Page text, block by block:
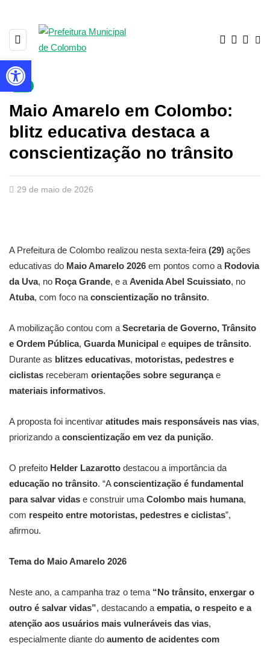
▼
Maio Amarelo em Colombo:
blitz educativa destaca a
conscientização no trânsito
29 de maio de 2026
A Prefeitura de Colombo realizou nesta sexta-feira (29) ações
educativas do Maio Amarelo 2026 em pontos como a Rodovia
da Uva, no Roça Grande, e a Avenida Abel Scuissiato, no
Atuba, com foco na conscientização no trânsito.
A mobilização contou com a Secretaria de Governo, Trânsito
e Ordem Pública, Guarda Municipal e equipes de trânsito.
Durante as blitzes educativas, motoristas, pedestres e
ciclistas receberam orientações sobre segurançae
materiais informativos.
A proposta foi incentivar atitudes mais responsáveis nas vias,
priorizando a conscientização em vez da punição.
O prefeito Helder Lazarotto destacou a importância da
educação no trânsito. “Aconscientização é fundamental
para salvar vidas e construir uma Colombo mais humana,
com respeito entre motoristas, pedestres e ciclistas”,
afirmou.
Tema do Maio Amarelo 2026
Neste ano, a campanha traz o tema “No trânsito, enxergar o
outro é salvar vidas”, destacando a empatia, o respeito e a
atenção aos usuários mais vulneráveis das vias,
especialmente diante do aumento de acidentes com
Barra de Ferramentas Aberta